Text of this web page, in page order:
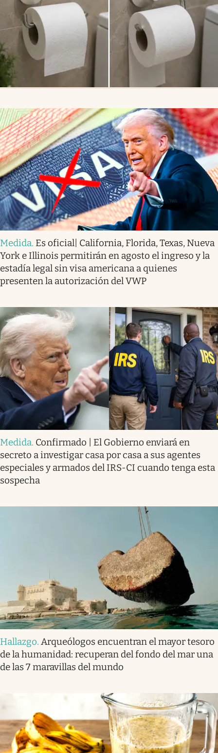
Medida. Es oficial| California, Florida, Texas, Nueva
York e Illinois permitirán en agosto el ingreso y la
estadía legal sin visa americana a quienes
presenten la autorización del VWP
Medida. Confirmado | El Gobierno enviará en
secreto a investigar casa por casa a sus agentes
especiales y armados del IRS-CI cuando tenga esta
sospecha
Hallazgo. Arqueólogos encuentran el mayor tesoro
de la humanidad: recuperan del fondo del mar una
de las 7 maravillas del mundo